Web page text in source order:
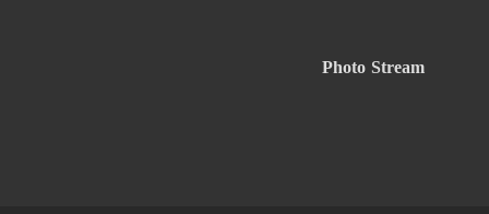
Photo Stream